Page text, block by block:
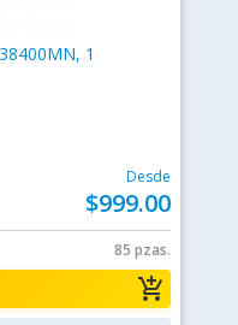
1
Desde
$999.00
85 pzas.
add_shopping_cart